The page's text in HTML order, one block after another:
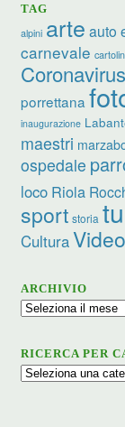
TAG
alpini arte auto
carnevale
Coronavirus
porrettana
inaugurazione
maestri
ospedale
loco Riola
sport storia
Cultura
ARCHIVIO
Archivio
RICERCA PER
Ricerca